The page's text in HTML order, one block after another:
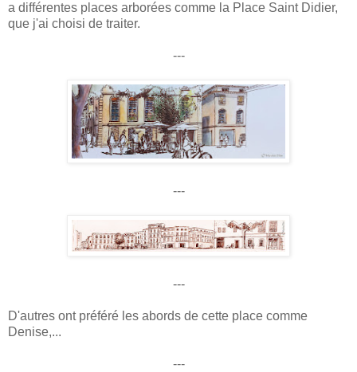
a différentes places arborées comme la Place Saint Didier,
que j'ai choisi de traiter.
---
---
---
D'autres ont préféré les abords de cette place comme
Denise,...
---